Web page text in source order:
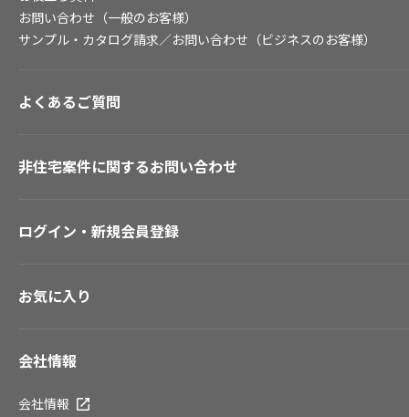
お問い合わせ（一般のお客様）
サンプル・カタログ請求／お問い合わせ（ビジネスのお客様）
よくあるご質問
非住宅案件に関するお問い合わせ
ログイン・新規会員登録
お気に入り
会社情報
会社情報